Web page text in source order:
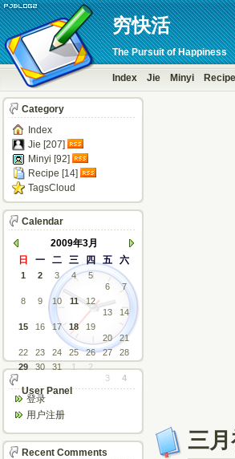
穷快活
The Pursuit of Happiness
Index Jie Minyi Recipe
三
Category
Index
Jie [207]
Minyi [92]
Recipe [14]
TagsCloud
Calendar
2009年3月
日
一 二 三 四 五 六
1 2 3 4
5
6
7
8
9 10 11
12
13
14
15
16 17 18
19
20
21
22
23 24 25 26 27
28
29
30 31 1
2
3
4
User Panel
登录
用户注册
Recent Comments